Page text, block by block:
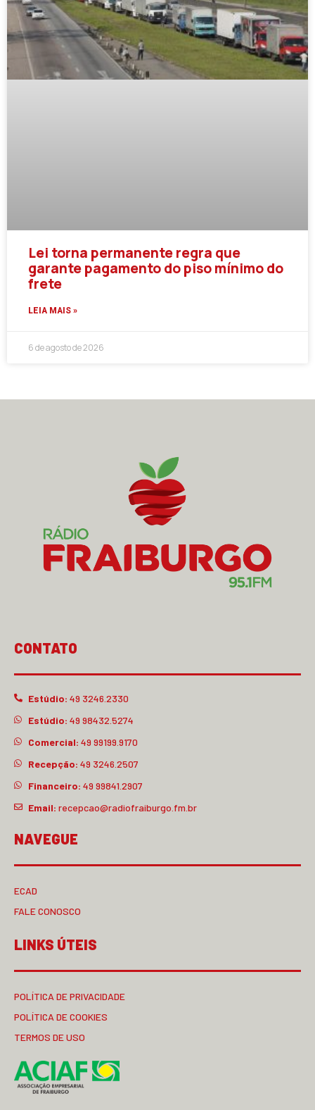
Lei torna permanente regra que
garante pagamento do piso mínimo do
frete
LEIA MAIS »
6 de agosto de 2026
CONTATO
Estúdio: 49 3246.2330
Estúdio: 49 98432.5274
Comercial: 49 99199.9170
Recepção: 49 3246.2507
Financeiro: 49 99841.2907
Email: recepcao@radiofraiburgo.fm.br
NAVEGUE
ECAD
FALE CONOSCO
LINKS ÚTEIS
POLÍTICA DE PRIVACIDADE
POLÍTICA DE COOKIES
TERMOS DE USO